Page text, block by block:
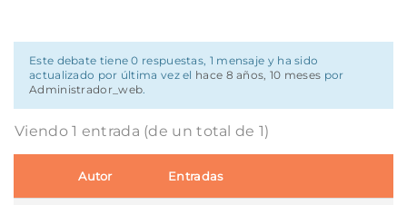
Este debate tiene 0 respuestas, 1 mensaje y ha sido
actualizado por última vez el hace 8 años, 10 meses por
Administrador_web.
Viendo 1 entrada (de un total de 1)
Autor Entradas